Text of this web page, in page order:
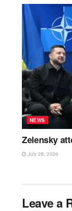
NEWS
Zelensky
July 28, 2026
Leave a